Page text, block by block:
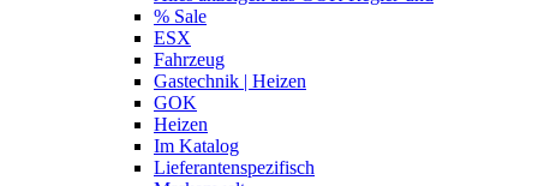
% Sale
ESX
Fahrzeug
Gastechnik | Heizen
GOK
Heizen
Im Katalog
Lieferantenspezifisch